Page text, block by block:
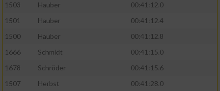
1503
Hauber
00:41:12.0
1501
Hauber
00:41:12.4
1500
Hauber
00:41:12.8
1666
Schmidt
00:41:15.0
1678
Schröder
00:41:15.6
1507
Herbst
00:41:28.0